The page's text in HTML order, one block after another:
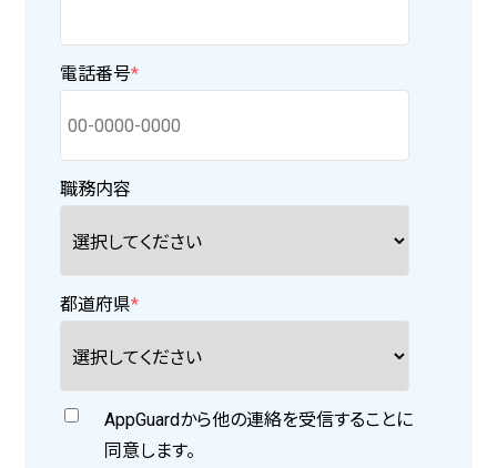
電話番号*
職務内容
都道府県*
AppGuardから他の連絡を受信することに
同意します。